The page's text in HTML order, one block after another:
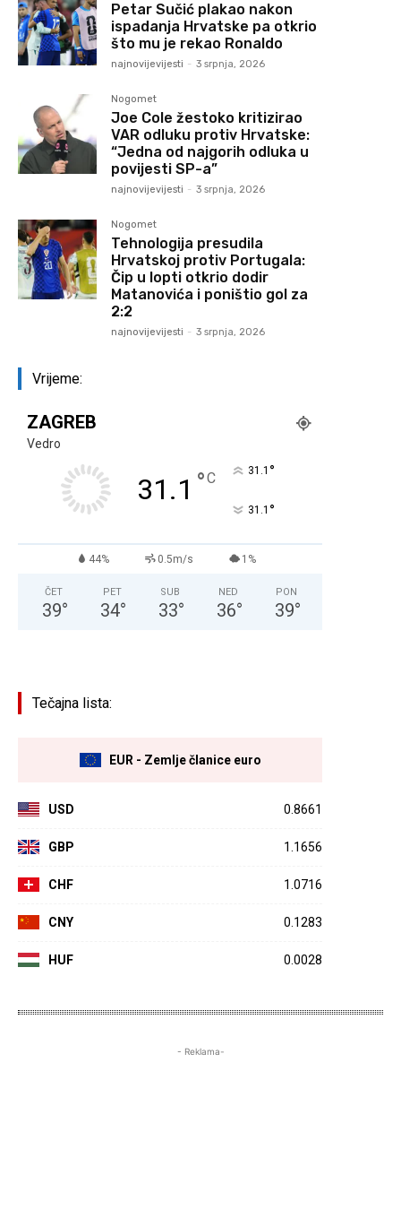
Petar Sučić plakao nakon
ispadanja Hrvatske pa otkrio
što mu je rekao Ronaldo
najnovijevijesti - 3 srpnja, 2026
Nogomet
Joe Cole žestoko kritizirao
VAR odluku protiv Hrvatske:
“Jedna od najgorih odluka u
povijesti SP-a”
najnovijevijesti - 3 srpnja, 2026
Nogomet
Tehnologija presudila
Hrvatskoj protiv Portugala:
Čip u lopti otkrio dodir
Matanovića i poništio gol za
2:2
najnovijevijesti - 3 srpnja, 2026
Vrijeme:
ZAGREB
Vedro
31.1 °C 31.1 °
31.1 °
44% 0.5m/s 1%
ČET
39°
PET
34°
SUB
33°
NED
36°
PON
39°
Tečajna lista:
EUR - Zemlje članice euro
USD 0.8661
GBP 1.1656
CHF 1.0716
CNY 0.1283
HUF 0.0028
- Reklama-